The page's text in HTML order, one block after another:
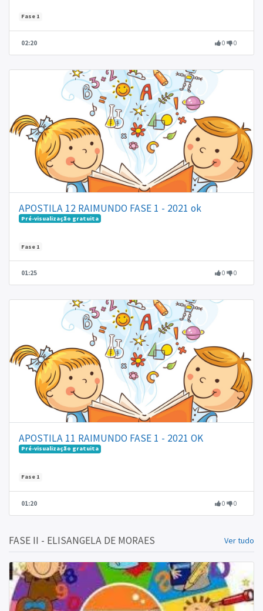
Fase 1
02:20 0 0
APOSTILA 12 RAIMUNDO FASE 1 - 2021 ok
Pré-visualização gratuita
Fase 1
01:25 0 0
APOSTILA 11 RAIMUNDO FASE 1 - 2021 OK
Pré-visualização gratuita
Fase 1
01:20 0 0
FASE II - ELISANGELA DE MORAES Ver tudo